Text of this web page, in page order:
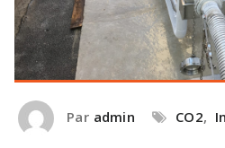
Par admin CO2,